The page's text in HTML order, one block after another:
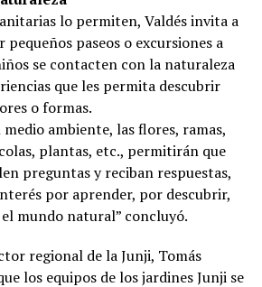
lo permiten, Valdés invita a
pequeños paseos o excursiones a
se contacten con la naturaleza
que les permita descubrir
o formas.
ambiente, las flores, ramas,
plantas, etc., permitirán que
preguntas y reciban respuestas,
por aprender, por descubrir,
mundo natural” concluyó.
regional de la Junji, Tomás
los equipos de los jardines Junji se